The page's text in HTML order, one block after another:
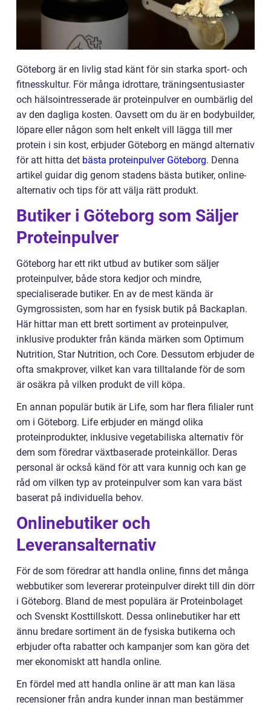
Göteborg är en livlig stad känt för sin starka sport- och
fitnesskultur. För många idrottare, träningsentusiaster
och hälsointresserade är proteinpulver en oumbärlig del
av den dagliga kosten. Oavsett om du är en bodybuilder,
löpare eller någon som helt enkelt vill lägga till mer
protein i sin kost, erbjuder Göteborg en mängd alternativ
för att hitta det bästa proteinpulver Göteborg. Denna
artikel guidar dig genom stadens bästa butiker, online-
alternativ och tips för att välja rätt produkt.
Butiker i Göteborg som Säljer
Proteinpulver
Göteborg har ett rikt utbud av butiker som säljer
proteinpulver, både stora kedjor och mindre,
specialiserade butiker. En av de mest kända är
Gymgrossisten, som har en fysisk butik på Backaplan.
Här hittar man ett brett sortiment av proteinpulver,
inklusive produkter från kända märken som Optimum
Nutrition, Star Nutrition, och Core. Dessutom erbjuder de
ofta smakprover, vilket kan vara tilltalande för de som
är osäkra på vilken produkt de vill köpa.
En annan populär butik är Life, som har flera filialer runt
om i Göteborg. Life erbjuder en mängd olika
proteinprodukter, inklusive vegetabiliska alternativ för
dem som föredrar växtbaserade proteinkällor. Deras
personal är också känd för att vara kunnig och kan ge
råd om vilken typ av proteinpulver som kan vara bäst
baserat på individuella behov.
Onlinebutiker och
Leveransalternativ
För de som föredrar att handla online, finns det många
webbutiker som levererar proteinpulver direkt till din dörr
i Göteborg. Bland de mest populära är Proteinbolaget
och Svenskt Kosttillskott. Dessa onlinebutiker har ett
ännu bredare sortiment än de fysiska butikerna och
erbjuder ofta rabatter och kampanjer som kan göra det
mer ekonomiskt att handla online.
En fördel med att handla online är att man kan läsa
recensioner från andra kunder innan man bestämmer